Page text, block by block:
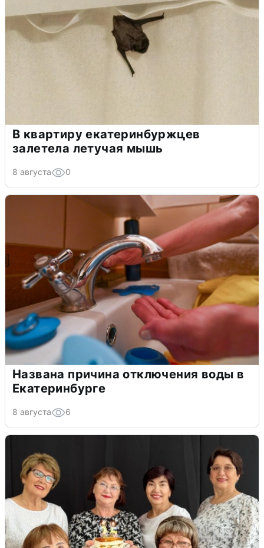
В квартиру екатеринбуржцев
залетела летучая мышь
8 августа 0
Названа причина отключения воды в
Екатеринбурге
8 августа 6